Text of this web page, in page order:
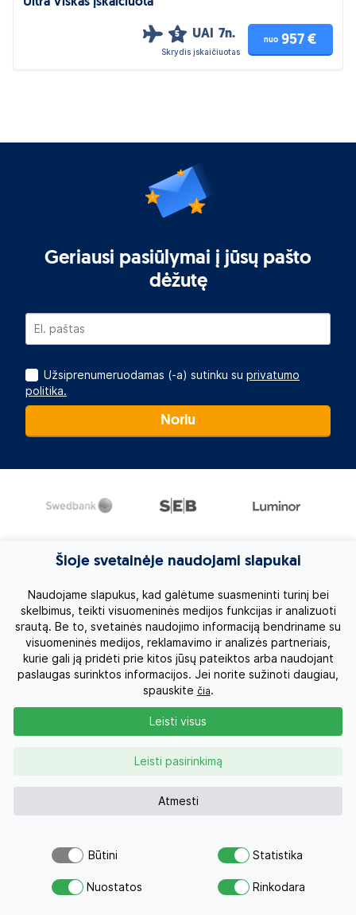
5 UAI 7n.
Skrydis įskaičiuotas
nuo 957 €
Geriausi pasiūlymai į jūsų pašto
dėžutę
Užsiprenumeruodamas (-a) sutinku su privatumo
politika.
Noriu
Poilsinės kelionės
Paskutinė minutė
Apie mus
Savo svajonių atostogoms
Šioje svetainėje naudojami slapukai
Naudojame slapukus, kad galėtume suasmeninti turinį bei
skelbimus, teikti visuomeninės medijos funkcijas ir analizuoti
srautą. Be to, svetainės naudojimo informaciją bendriname su
visuomeninės medijos, reklamavimo ir analizės partneriais,
kurie gali ją pridėti prie kitos jūsų pateiktos arba naudojant
paslaugas surinktos informacijos. Jei norite sužinoti daugiau,
spauskite čia.
Atmesti
Leisti pasirinkimą
Leisti visus
Būtini Statistika
Nuostatos Rinkodara